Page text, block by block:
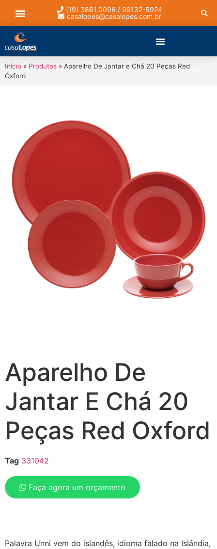
(19) 3861.0096 / 99132-5924
casalopes@casalopes.com.br
Início » Produtos » Aparelho De Jantar e Chá 20 Peças Red
Oxford
Aparelho De
Jantar E Chá 20
Peças Red Oxford
Tag 331042
Faça agora um orçamento
Palavra Unni vem do islandês, idioma falado na Islândia,